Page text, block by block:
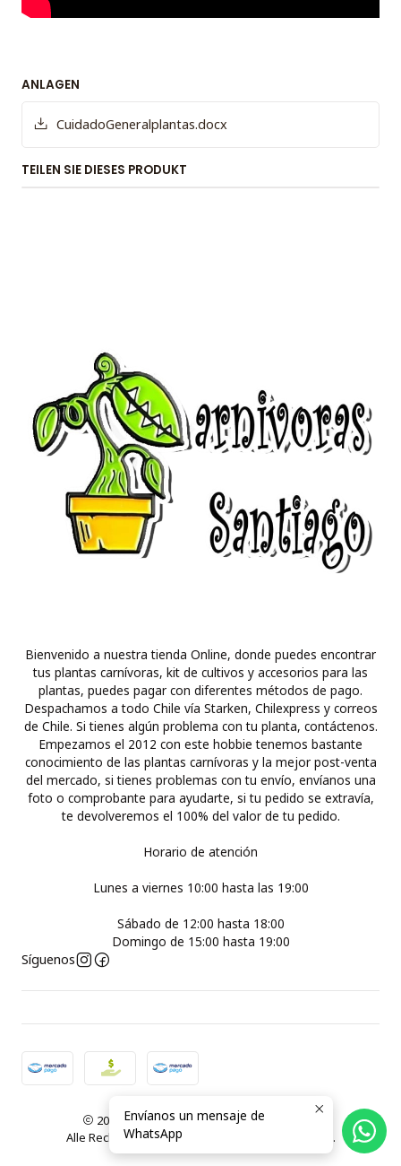
ANLAGEN
CuidadoGeneralplantas.docx
TEILEN SIE DIESES PRODUKT
Bienvenido a nuestra tienda Online, donde puedes encontrar
tus plantas carnívoras, kit de cultivos y accesorios para las
plantas, puedes pagar con diferentes métodos de pago.
Despachamos a todo Chile vía Starken, Chilexpress y correos
de Chile. Si tienes algún problema con tu planta, contáctenos.
Empezamos el 2012 con este hobbie tenemos bastante
conocimiento de las plantas carnívoras y la mejor post-venta
del mercado, si tienes problemas con tu envío, envíanos una
foto o comprobante para ayudarte, si tu pedido se extravía,
te devolveremos el 100% del valor de tu pedido.
Horario de atención
Lunes a viernes 10:00 hasta las 19:00
Sábado de 12:00 hasta 18:00
Domingo de 15:00 hasta 19:00
Síguenos
2026 Plantas Carnívoras Santiago ( Chile ).
Alle Rechte vorbehalten.
.
Envíanos un mensaje de
WhatsApp